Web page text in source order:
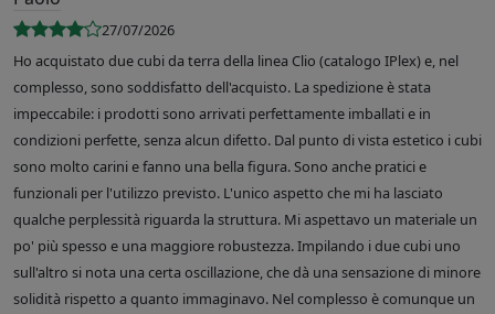
27/07/2026
Ho acquistato due cubi da terra della linea Clio (catalogo IPlex) e, nel
complesso, sono soddisfatto dell'acquisto. La spedizione è stata
impeccabile: i prodotti sono arrivati perfettamente imballati e in
condizioni perfette, senza alcun difetto. Dal punto di vista estetico i cubi
sono molto carini e fanno una bella figura. Sono anche pratici e
funzionali per l'utilizzo previsto. L'unico aspetto che mi ha lasciato
qualche perplessità riguarda la struttura. Mi aspettavo un materiale un
po' più spesso e una maggiore robustezza. Impilando i due cubi uno
sull'altro si nota una certa oscillazione, che dà una sensazione di minore
solidità rispetto a quanto immaginavo. Nel complesso è comunque un